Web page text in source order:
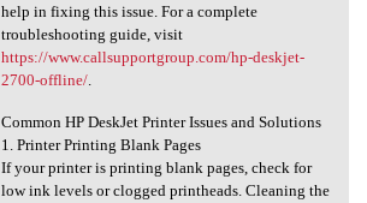
help in fixing this issue. For a complete
troubleshooting guide, visit
https://www.callsupportgroup.com/hp-deskjet-
2700-offline/.
Common HP DeskJet Printer Issues and Solutions
1. Printer Printing Blank Pages
If your printer is printing blank pages, check for
low ink levels or clogged printheads. Cleaning the